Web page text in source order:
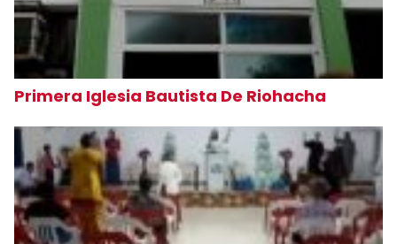
Primera Iglesia Bautista De Riohacha